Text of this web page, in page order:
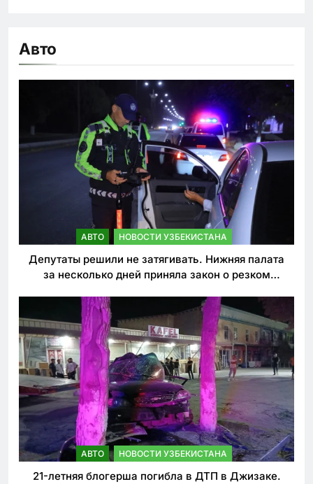
Авто
АВТО НОВОСТИ УЗБЕКИСТАНА
Депутаты решили не затягивать. Нижняя палата
за несколько дней приняла закон о резком
АВТО НОВОСТИ УЗБЕКИСТАНА
21-летняя блогерша погибла в ДТП в Джизаке.